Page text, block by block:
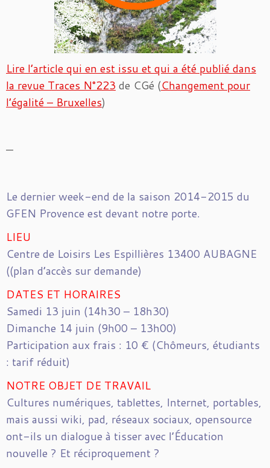
Lire l’article qui en est issu et qui a été publié dans
la revue Traces N°223 de CGé (Changement pour
l’égalité – Bruxelles)
—
Le dernier week-end de la saison 2014-2015 du
GFEN Provence est devant notre porte.
LIEU
Centre de Loisirs Les Espillières 13400 AUBAGNE
((plan d’accès sur demande)
DATES ET HORAIRES
Samedi 13 juin (14h30 – 18h30)
Dimanche 14 juin (9h00 – 13h00)
Participation aux frais : 10 € (Chômeurs, étudiants
: tarif réduit)
NOTRE OBJET DE TRAVAIL
Cultures numériques, tablettes, Internet, portables,
mais aussi wiki, pad, réseaux sociaux, opensource
ont-ils un dialogue à tisser avec l’Éducation
nouvelle ? Et réciproquement ?